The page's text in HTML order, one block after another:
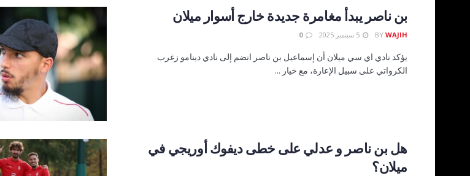
بن ناصر يبدأ مغامرة جديدة خارج أسوار ميلان
BY WAJIH
0
يؤكد نادي اي سي ميلان أن إسماعيل بن ناصر انضم إلى نادي دينامو زغرب
الكرواتي على سبيل الإعارة، مع خيار ...
هل بن ناصر و عدلي على خطى ديفوك أوريجي في
ميلان؟